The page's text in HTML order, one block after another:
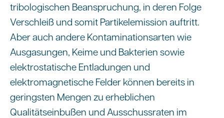
tribologischen Beanspruchung, in deren Folge
Verschleiß und somit Partikelemission auftritt.
Aber auch andere Kontaminationsarten wie
Ausgasungen, Keime und Bakterien sowie
elektrostatische Entladungen und
elektromagnetische Felder können bereits in
geringsten Mengen zu erheblichen
Qualitätseinbußen und Ausschussraten im